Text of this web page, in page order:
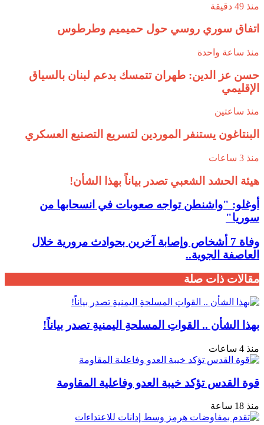
منذ 49 دقيقة
اتفاق سوري روسي حول حميميم وطرطوس
منذ ساعة واحدة
حسن عز الدين: طهران تتمسك بدعم لبنان بالسياق
الإقليمي
منذ ساعتين
البنتاغون يستنفر الموردين لتسريع التصنيع العسكري
منذ 3 ساعات
هيئة الحشد الشعبي تصدر بياناً بهذا الشأن!
أوغلو: "واشنطن تواجه صعوبات في انسحابها من
سوريا"
وفاة 7 أشخاص وإصابة آخرين بحوادث مرورية خلال
العاصفة الجوية..
مقالات ذات صلة
بهذا الشأن .. القواتِ المسلحةِ اليمنيةِ تصدر بياناً!
منذ 4 ساعات
قوة القدس تؤكد خيبة العدو وفاعلية المقاومة
منذ 18 ساعة